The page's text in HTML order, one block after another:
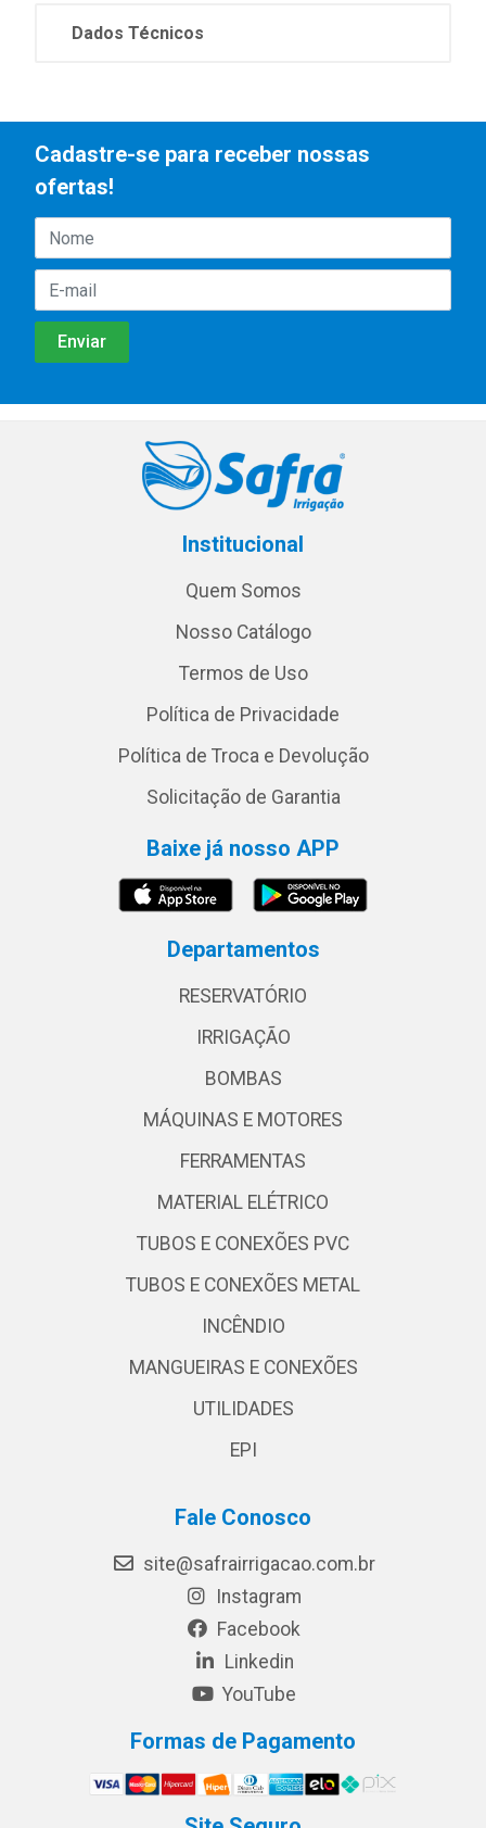
Dados Técnicos
Cadastre-se para receber nossas
ofertas!
Institucional
Quem Somos
Nosso Catálogo
Termos de Uso
Política de Privacidade
Política de Troca e Devolução
Solicitação de Garantia
Baixe já nosso APP
Departamentos
RESERVATÓRIO
IRRIGAÇÃO
BOMBAS
MÁQUINAS E MOTORES
FERRAMENTAS
MATERIAL ELÉTRICO
TUBOS E CONEXÕES PVC
TUBOS E CONEXÕES METAL
INCÊNDIO
MANGUEIRAS E CONEXÕES
UTILIDADES
EPI
Fale Conosco
site@safrairrigacao.com.br
Instagram
Facebook
Linkedin
YouTube
Formas de Pagamento